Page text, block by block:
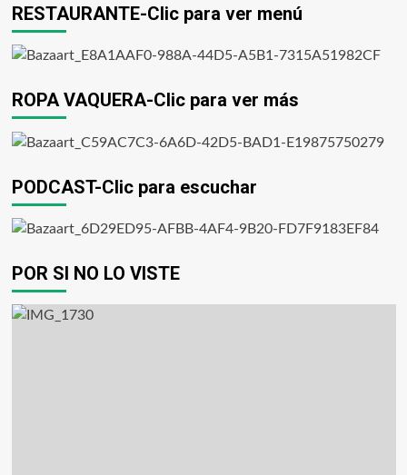
RESTAURANTE-Clic para ver menú
ROPA VAQUERA-Clic para ver más
PODCAST-Clic para escuchar
POR SI NO LO VISTE